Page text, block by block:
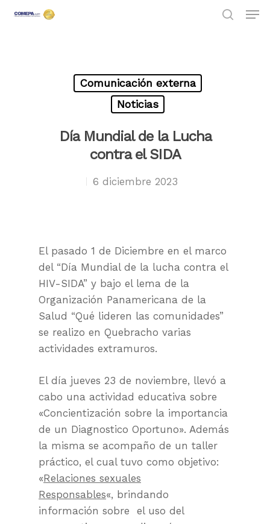
Hit enter to search or ESC to close
Comunicación externa
Noticias
Día Mundial de la Lucha
contra el SIDA
6 diciembre 2023
El pasado 1 de Diciembre en el marco
del “Día Mundial de la lucha contra el
HIV-SIDA” y bajo el lema de la
Organización Panamericana de la
Salud “Qué lideren las comunidades”
se realizo en Quebracho varias
actividades extramuros.
El día jueves 23 de noviembre, llevó a
cabo una actividad educativa sobre
«Concientización sobre la importancia
de un Diagnostico Oportuno». Además
la misma se acompaño de un taller
práctico, el cual tuvo como objetivo:
«Relaciones sexuales
Responsables«, brindando
información sobre el uso del